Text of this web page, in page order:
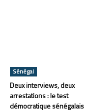
Sénégal
Deux interviews, deux
arrestations : le test
démocratique sénégalais